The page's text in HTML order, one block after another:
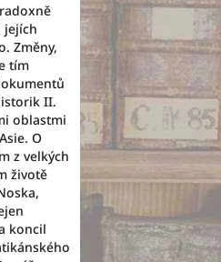
jejích
Změny,
tím
II.
oblastmi
O
z velkých
životě
koncil